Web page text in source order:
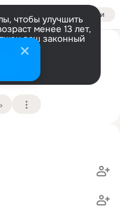
Войти
чтобы улучшить
менее 13 лет,
ваш законный